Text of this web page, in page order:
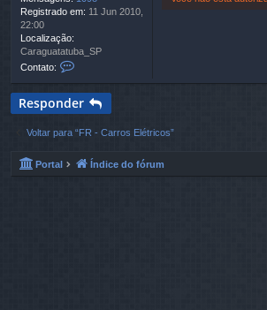
Registrado em: 11 Jun 2010,
22:00
Localização:
Caraguatatuba_SP
Contato:
n
t
a
t
F
a
Responder
Voltar para “FR - Carros Elétricos”
Portal Índice do fórum